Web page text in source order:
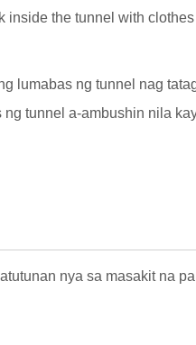
inside the tunnel with
lumabas ng tunnel nag
ng tunnel a-ambushin nila
nya sa masakit na